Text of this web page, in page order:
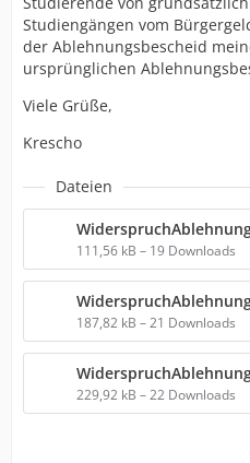
Studiengängen vom
der Ablehnungsbescheid
ursprünglichen
Viele Grüße,
Krescho
Dateien
111,56 kB – 19 Downloads
187,82 kB – 21 Downloads
229,92 kB – 22 Downloads